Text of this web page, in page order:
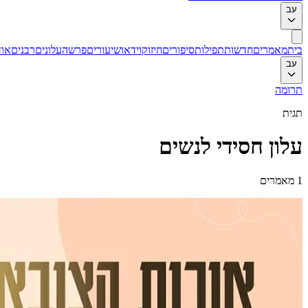
עב
ביתמאמריםחדשותתפילותסיפוריםחיזוקוידאושיעוריםפרשהעלוניםרבנים
עב
תרומה
תגית
עלון חסידי לנשים
1 מאמרים